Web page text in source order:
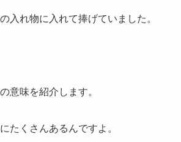
入れ物に入れて捧げていました。
意味を紹介します。
たくさんあるんですよ。